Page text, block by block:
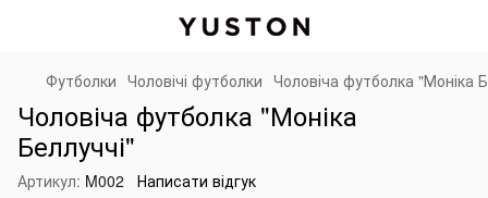
Футболки Чоловічі футболки Чоловіча футболка "Моніка
Чоловіча футболка "Моніка
Беллуччі"
Артикул: M002 Написати відгук